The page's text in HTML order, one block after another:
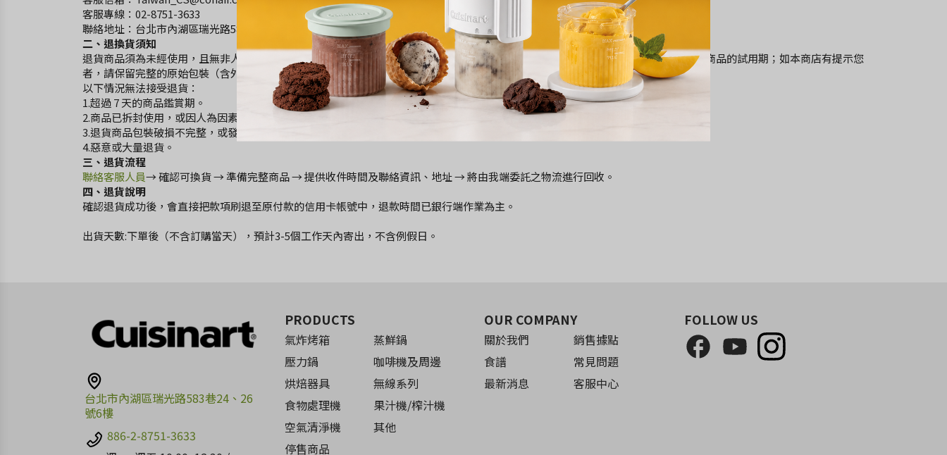
客服專線：02-8751-3633
聯絡地址：台北市內湖區瑞光路583巷24號6樓
二、退換貨須知
退貨商品須為未經使用，且無非人為瑕疵所造成的污損、故障，消保法保障 7 天鑑賞期僅供您猶豫並確認商品是否符合您的需求，並非商品的試用期；如本商店有提示您
者，請保留完整的原始包裝（含外包裝紙盒），否則恕不接受退貨。
以下情況無法接受退貨：
1.超過 7 天的商品鑑賞期。
2.商品已拆封使用，或因人為因素而產生的破壞，如：污損、故障、損毀、磨損、擦傷、刮傷、髒污。
3.退貨商品包裝破損不完整，或發票、配件不齊者。
4.惡意或大量退貨。
三、退貨流程
聯絡客服人員→ 確認可換貨 → 準備完整商品 → 提供收件時間及聯絡資訊、地址 → 將由我端委託之物流進行回收。
四、退貨說明
確認退貨成功後，會直接把款項刷退至原付款的信用卡帳號中，退款時間已銀行端作業為主。
出貨天數:下單後（不含訂購當天），預計3-5個工作天內寄出，不含例假日。
台北市內湖區瑞光路583巷24、26
號6樓
886-2-8751-3633
PRODUCTS
氣炸烤箱
蒸鮮鍋
壓力鍋
咖啡機及周邊
烘焙器具
無線系列
食物處理機
果汁機/榨汁機
空氣清淨機
其他
停售商品
OUR COMPANY
關於我們
銷售據點
食譜
常見問題
最新消息
客服中心
FOLLOW US